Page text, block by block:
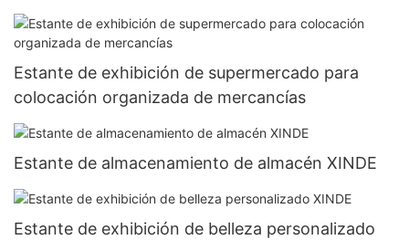
eficientes
Estante de exhibición de supermercado para
colocación organizada de mercancías
Estante de almacenamiento de almacén XINDE
Estante de exhibición de belleza personalizado